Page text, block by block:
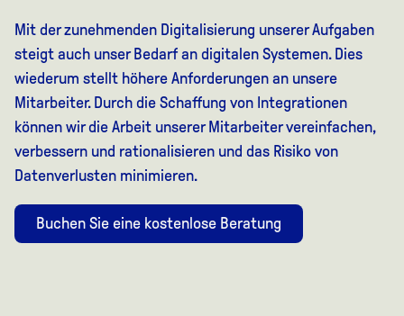
Mit der zunehmenden Digitalisierung unserer Aufgaben
steigt auch unser Bedarf an digitalen Systemen. Dies
wiederum stellt höhere Anforderungen an unsere
Mitarbeiter. Durch die Schaffung von Integrationen
können wir die Arbeit unserer Mitarbeiter vereinfachen,
verbessern und rationalisieren und das Risiko von
Datenverlusten minimieren.
Buchen Sie eine kostenlose Beratung